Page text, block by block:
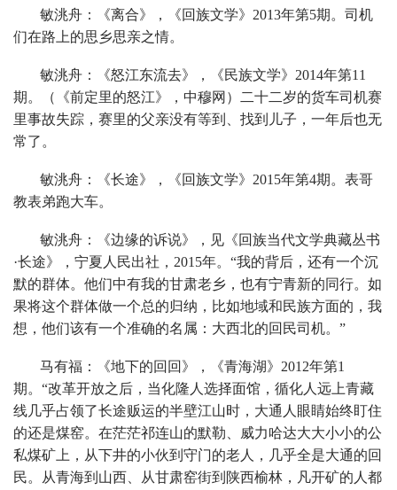
敏洮舟：《离合》，《回族文学》2013年第5期。司机
们在路上的思乡思亲之情。
敏洮舟：《怒江东流去》，《民族文学》2014年第11
期。（《前定里的怒江》，中穆网）二十二岁的货车司机赛
里事故失踪，赛里的父亲没有等到、找到儿子，一年后也无
常了。
敏洮舟：《长途》，《回族文学》2015年第4期。表哥
教表弟跑大车。
敏洮舟：《边缘的诉说》，见《回族当代文学典藏丛书
·长途》，宁夏人民出社，2015年。“我的背后，还有一个沉
默的群体。他们中有我的甘肃老乡，也有宁青新的同行。如
果将这个群体做一个总的归纳，比如地域和民族方面的，我
想，他们该有一个准确的名属：大西北的回民司机。”
马有福：《地下的回回》，《青海湖》2012年第1
期。“改革开放之后，当化隆人选择面馆，循化人远上青藏
线几乎占领了长途贩运的半壁江山时，大通人眼睛始终盯住
的还是煤窑。在茫茫祁连山的默勒、威力哈达大大小小的公
私煤矿上，从下井的小伙到守门的老人，几乎全是大通的回
民。从青海到山西、从甘肃窑街到陕西榆林，凡开矿的人都